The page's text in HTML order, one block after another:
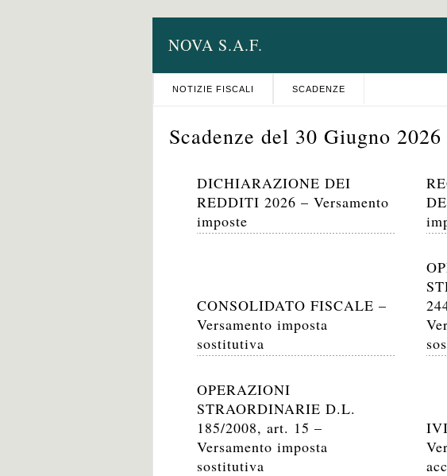
NOVA S.A.F.
NOTIZIE FISCALI SCADENZE
Scadenze del 30 Giugno 2026
DICHIARAZIONE DEI
REDDITI 2026 – Versamento
imposte
CONSOLIDATO FISCALE –
Versamento imposta
sostitutiva
OPERAZIONI
STRAORDINARIE D.L.
185/2008, art. 15 –
Versamento imposta
sostitutiva